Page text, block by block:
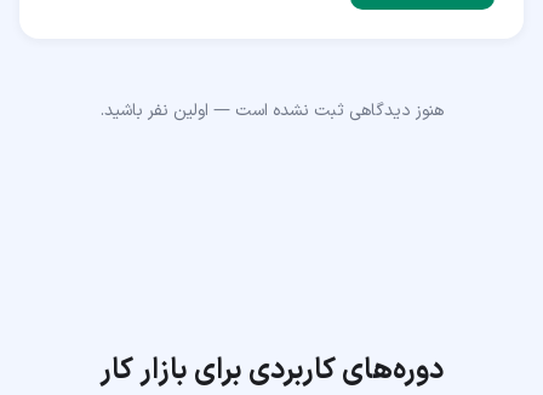
هنوز دیدگاهی ثبت نشده است — اولین نفر باشید.
دوره‌های کاربردی برای بازار کار